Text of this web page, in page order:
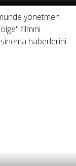
yönetmen
filmini
haberlerini